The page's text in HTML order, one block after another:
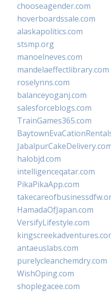
chooseagender.com
hoverboardssale.com
alaskapolitics.com
stsmp.org
manoelneves.com
mandelaeffectlibrary.com
roselynns.com
balanceyoganj.com
salesforceblogs.com
TrainGames365.com
halobjd.com
intelligenceqatar.com
PikaPikaApp.com
HamadaOfJapan.com
VersifyLifestyle.com
antaeuslabs.com
purelycleanchemdry.com
WishOping.com
shoplegacee.com